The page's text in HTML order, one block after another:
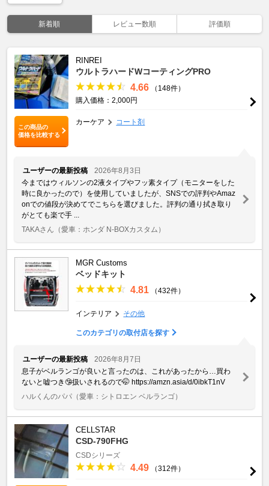
新着順 レビュー数順 評価順
この商品の
価格を比較する
RINREI
ウルトラハードWコーティングPRO
4.66
（148件）
購入価格：2,000円
カーケア コート剤
ユーザーの最新投稿
2026年8月3日
今まではウィルソンの2液タイプやフッ素タイプ（モニターをした
時に良かったので）を使用していましたが、SNSでの評判やAmaz
onでの値段が決めてでこちらを選びました。評判の通り拭き取り
がとても楽で手 ...
TAKAさん （愛車：ホンダ N-BOXカスタム）
MGR Customs
ベッドキット
4.81 （432件）
インテリア その他
このカテゴリの取付店を探す
ユーザーの最新投稿
2026年8月7日
息子がベルランゴが良いと言ったのは、これがあったから…買わ
ないと嘘つき🤥扱いされるので🤭 https://amzn.asia/d/0ibkT1nV
ハルくんのパパ （愛車：シトロエン ベルランゴ）
CELLSTAR
CSD-790FHG
CSDシリーズ
4.49 （312件）